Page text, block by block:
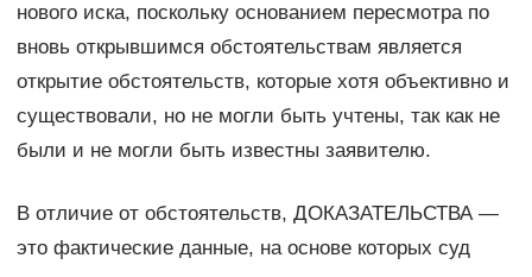
нового иска, поскольку основанием пересмотра по
вновь открывшимся обстоятельствам является
открытие обстоятельств, которые хотя объективно и
существовали, но не могли быть учтены, так как не
были и не могли быть известны заявителю.
В отличие от обстоятельств, ДОКАЗАТЕЛЬСТВА —
это фактические данные, на основе которых суд